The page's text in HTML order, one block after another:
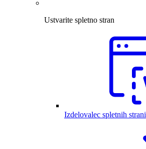
Ustvarite spletno stran
Izdelovalec spletnih strani